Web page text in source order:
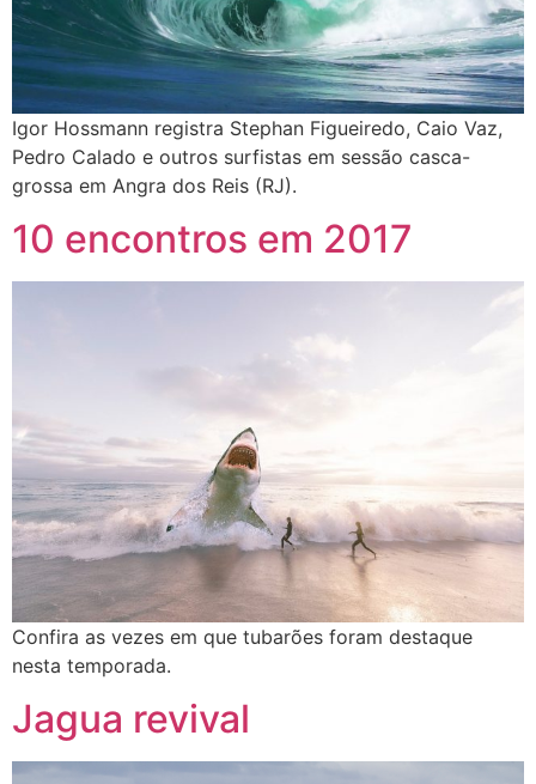
Igor Hossmann registra Stephan Figueiredo, Caio Vaz,
Pedro Calado e outros surfistas em sessão casca-
grossa em Angra dos Reis (RJ).
10 encontros em 2017
Confira as vezes em que tubarões foram destaque
nesta temporada.
Jagua revival